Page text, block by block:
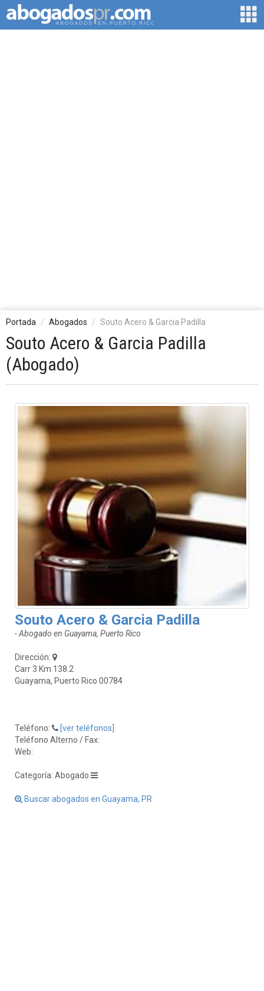
Portada Abogados Souto Acero & Garcia Padilla
Souto Acero & Garcia Padilla
(Abogado)
Souto Acero & Garcia Padilla
- Abogado en Guayama, Puerto Rico
Dirección:
Carr 3 Km 138.2
Guayama, Puerto Rico 00784
Teléfono:
[ver teléfonos]
Teléfono Alterno / Fax:
Web:
Categoría: Abogado
Buscar abogados en Guayama, PR